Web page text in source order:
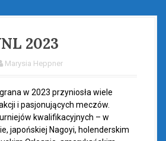
2023
Marysia Heppner
w 2023 przyniosła wiele
i pasjonujących meczów.
kwalifikacyjnych – w
japońskiej Nagoyi, holenderskim